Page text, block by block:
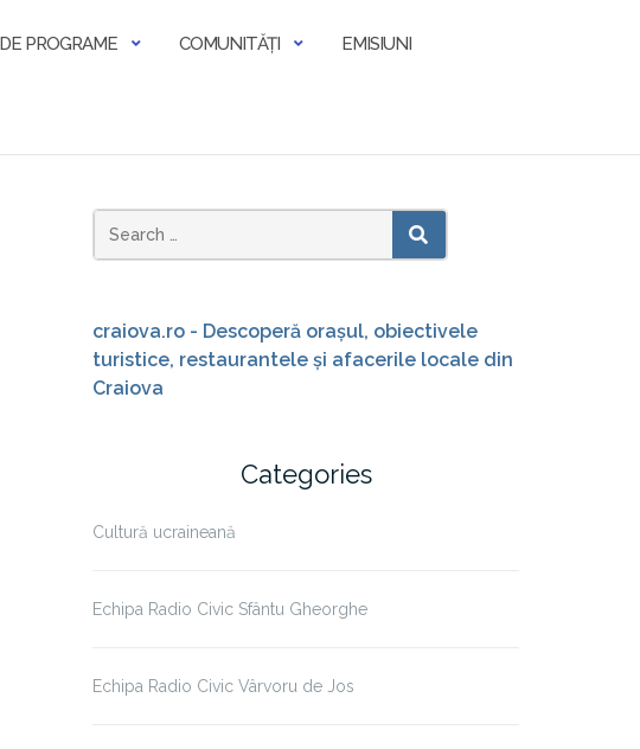
PROGRAME COMUNITĂȚI EMISIUNI
Search
for:
SEARCH
craiova.ro - Descoperă orașul, obiectivele
turistice, restaurantele și afacerile locale din
Craiova
Categories
Cultură ucraineană
Echipa Radio Civic Sfântu Gheorghe
Echipa Radio Civic Vârvoru de Jos